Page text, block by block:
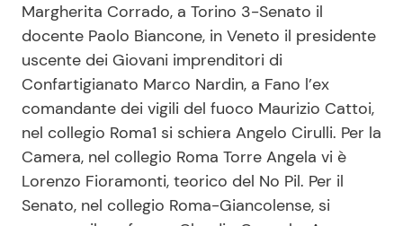
Margherita Corrado, a Torino 3-Senato il
docente Paolo Biancone, in Veneto il presidente
uscente dei Giovani imprenditori di
Confartigianato Marco Nardin, a Fano l’ex
comandante dei vigili del fuoco Maurizio Cattoi,
nel collegio Roma1 si schiera Angelo Cirulli. Per la
Camera, nel collegio Roma Torre Angela vi è
Lorenzo Fioramonti, teorico del No Pil. Per il
Senato, nel collegio Roma-Giancolense, si